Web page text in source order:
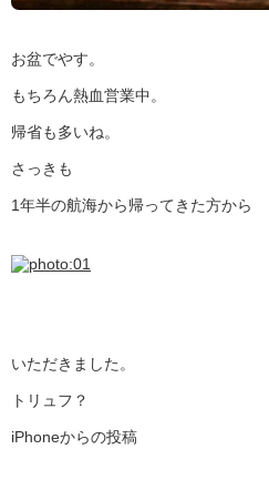
お盆でやす。
もちろん熱血営業中。
帰省も多いね。
さっきも
1年半の航海から帰ってきた方から
いただきました。
トリュフ？
iPhoneからの投稿